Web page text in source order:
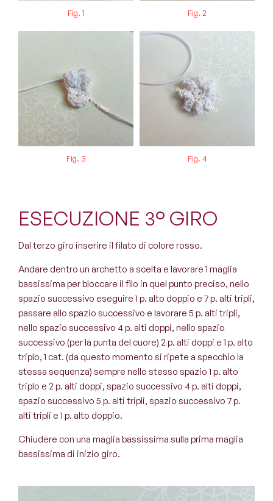
Fig. 1 Fig. 2
Fig. 3 Fig. 4
ESECUZIONE 3° GIRO
Dal terzo giro inserire il filato di colore rosso.
Andare dentro un archetto a scelta e lavorare 1 maglia
bassissima per bloccare il filo in quel punto preciso, nello
spazio successivo eseguire 1 p. alto doppio e 7 p. alti tripli,
passare allo spazio successivo e lavorare 5 p. alti tripli,
nello spazio successivo 4 p. alti doppi, nello spazio
successivo (per la punta del cuore) 2 p. alti doppi e 1 p. alto
triplo, 1 cat. (da questo momento si ripete a specchio la
stessa sequenza) sempre nello stesso spazio 1 p. alto
triplo e 2 p. alti doppi, spazio successivo 4 p. alti doppi,
spazio successivo 5 p. alti tripli, spazio successivo 7 p.
alti tripli e 1 p. alto doppio.
Chiudere con una maglia bassissima sulla prima maglia
bassissima di inizio giro.